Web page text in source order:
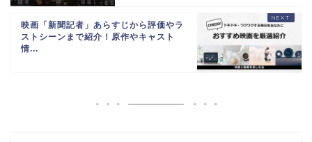
映画「新聞記者」あらすじから評価やラ
ストシーンまで紹介！原作やキャスト
情...